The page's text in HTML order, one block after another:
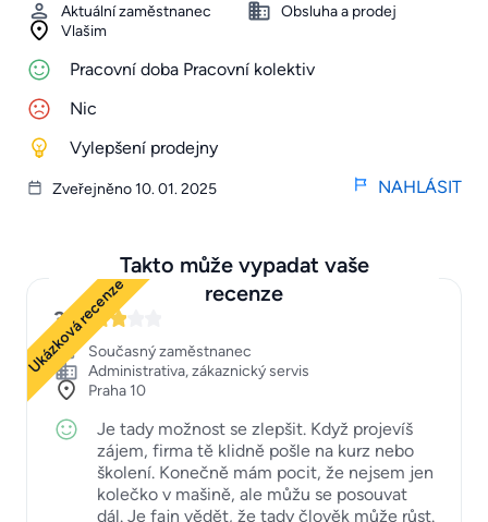
Aktuální zaměstnanec
Obsluha a prodej
Vlašim
Pracovní doba Pracovní kolektiv
Nic
Vylepšení prodejny
Zveřejněno 10. 01. 2025 NAHLÁSIT
Takto může vypadat vaše
recenze
Ukázková recenze
3
Současný zaměstnanec
Administrativa, zákaznický servis
Praha 10
Je tady možnost se zlepšit. Když projevíš
zájem, firma tě klidně pošle na kurz nebo
školení. Konečně mám pocit, že nejsem jen
kolečko v mašině, ale můžu se posouvat
dál. Je fajn vědět, že tady člověk může růst.